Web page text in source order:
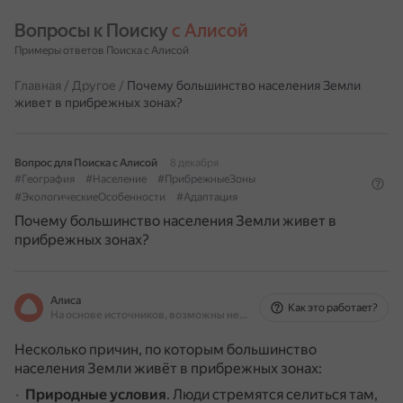
Вопросы к Поиску с Алисой
Примеры ответов Поиска с Алисой
Главная / Другое / Почему большинство населения Земли
живет в прибрежных зонах?
Вопрос для Поиска с Алисой
8 декабря
#География
#Население
#ПрибрежныеЗоны
#ЭкологическиеОсобенности
#Адаптация
Почему большинство населения Земли живет в
прибрежных зонах?
Алиса
На основе источников, возможны неточности
Как это работает?
Несколько причин, по которым большинство
населения Земли живёт в прибрежных зонах:
Природные условия. Люди стремятся селиться там,